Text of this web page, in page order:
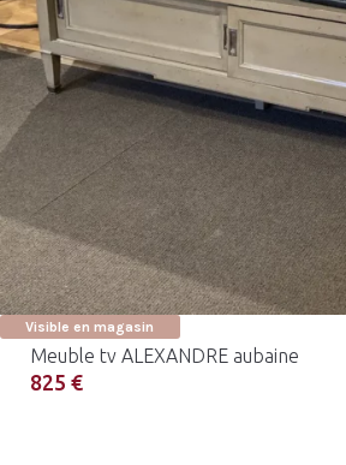
Visible en magasin
Meuble tv ALEXANDRE aubaine
825 €